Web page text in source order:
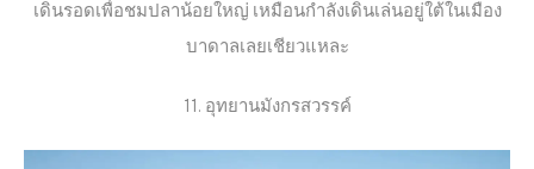
เดินรอดเพื่อชมปลาน้อยใหญ่ เหมือนกำลังเดินเล่นอยู่ใต้ในเมือง
บาดาลเลยเชียวแหละ
11. อุทยานมังกรสวรรค์